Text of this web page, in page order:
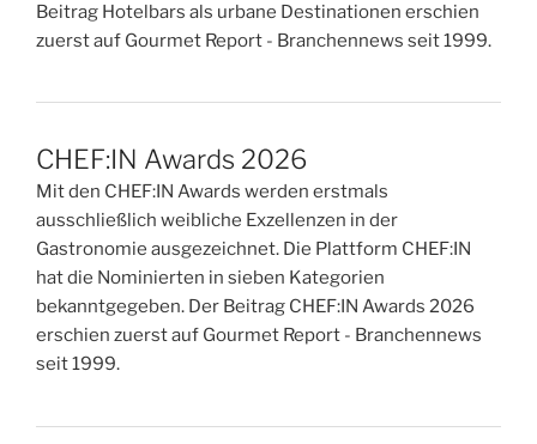
Beitrag Hotelbars als urbane Destinationen erschien
zuerst auf Gourmet Report - Branchennews seit 1999.
CHEF:IN Awards 2026
Mit den CHEF:IN Awards werden erstmals
ausschließlich weibliche Exzellenzen in der
Gastronomie ausgezeichnet. Die Plattform CHEF:IN
hat die Nominierten in sieben Kategorien
bekanntgegeben. Der Beitrag CHEF:IN Awards 2026
erschien zuerst auf Gourmet Report - Branchennews
seit 1999.